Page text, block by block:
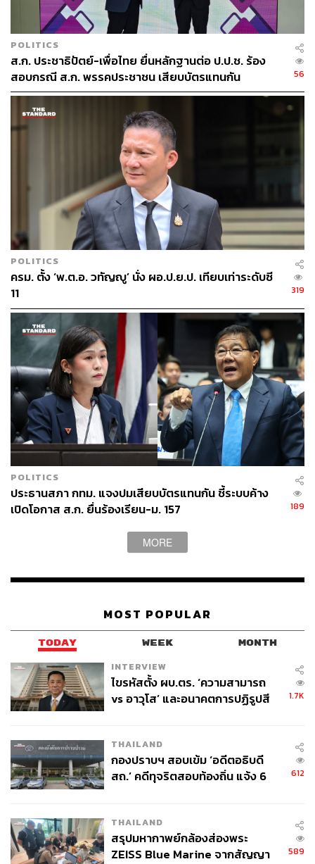
POLITICS
ส.ก. ประชาธิปัตย์-เพื่อไทย ยื่นหลักฐานต่อ ป.ป.ช. ร้อง
สอบกรณี ส.ก. พรรคประชาชน เสียบบัตรแทนกัน
56
POLITICS
ครม. ตั้ง ‘พ.ต.อ. วทัญญู’ นั่ง ผอ.ป.ย.ป. เทียบเท่าระดับซี
11
319
POLITICS
ประธานสภา กทม. แจงปมเสียบบัตรแทนกัน ชี้ระบบค้าง
เปิดโอกาส ส.ก. ยื่นร้องเรียน-ม. 157
189
MORE
MOST POPULAR
TODAY WEEK MONTH
INTERVIEW
ไขรหัสตั้ง ผบ.ตร. ‘ความสามารถ
vs อาวุโส’ และอนาคตการปฏิรูปสี
1.7K
THAILAND
กองปราบฯ สอบเข้ม ‘อดีตอธิบดี
สถ.’ คดีทุจริตสอบท้องถิ่น แจ้ง 6
612
THAILAND
สรุปมหากาพย์กล้องส่องพระ
ZEISS Blue Marine จากสัญญา
589